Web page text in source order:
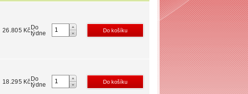
26.805 Kč Do
týdne
18.295 Kč Do
týdne